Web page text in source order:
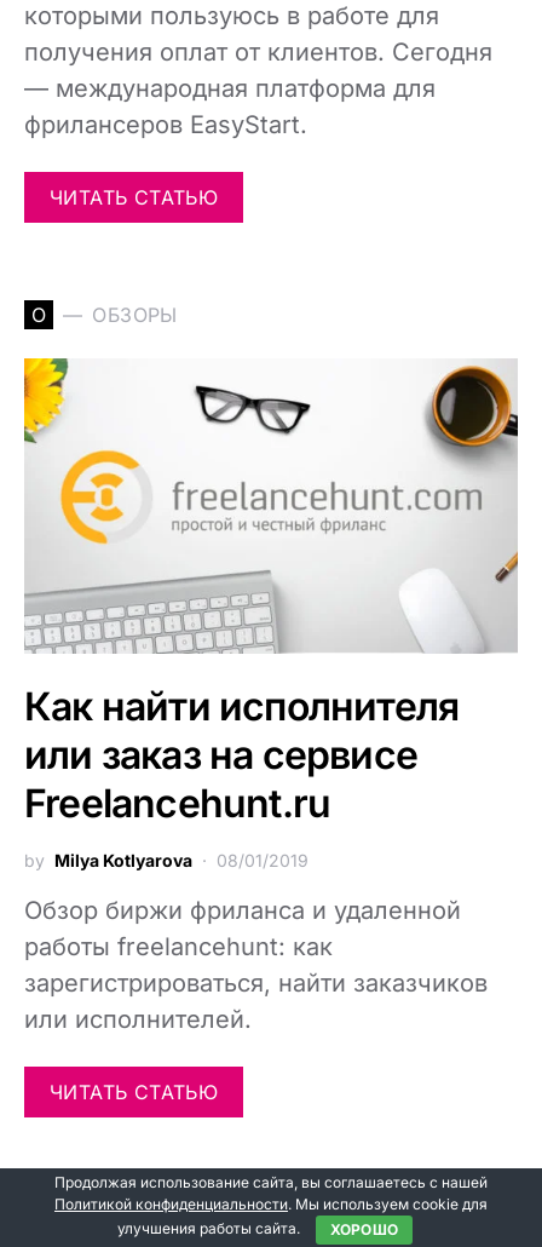
которыми пользуюсь в работе для
получения оплат от клиентов. Сегодня
— международная платформа для
фрилансеров EasyStart.
ЧИТАТЬ СТАТЬЮ
О ОБЗОРЫ
Как найти исполнителя
или заказ на сервисе
Freelancehunt.ru
by Milya Kotlyarova 08/01/2019
Обзор биржи фриланса и удаленной
работы freelancehunt: как
зарегистрироваться, найти заказчиков
или исполнителей.
ЧИТАТЬ СТАТЬЮ
ОБЗОРЫ
Продолжая использование сайта, вы соглашаетесь с нашей
Политикой конфиденциальности. Мы используем cookie для
улучшения работы сайта.
ХОРОШО